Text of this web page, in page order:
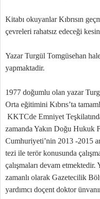
Kitabı okuyanlar Kıbrısın
çevreleri rahatsız edeceği
Yazar Turgül Tomgüsehan
yapmaktadir.
1977 doğumlu olan yazar
Orta eğitimini Kıbrıs’ta
KKTCde Emniyet
zamanda Yakın Doğu Hukuk
Cumhuriyeti’nin 2013 -2015
tezi ile terör konusunda
çalışmaları devam
zamanlı olarak Gazetecilik
yardımcı doçent doktor